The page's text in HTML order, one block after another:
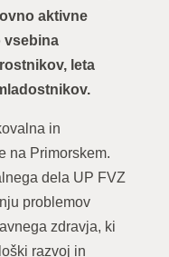
aktivne
vsebina
leta
in
na Primorskem.
dela UP FVZ
problemov
zdravja, ki
razvoj in